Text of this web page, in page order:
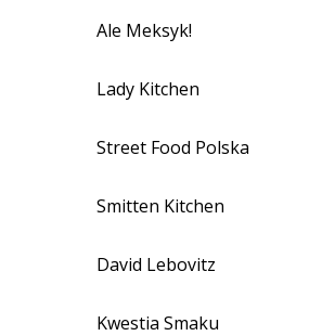
Ale Meksyk!
Lady Kitchen
Street Food Polska
Smitten Kitchen
David Lebovitz
Kwestia Smaku